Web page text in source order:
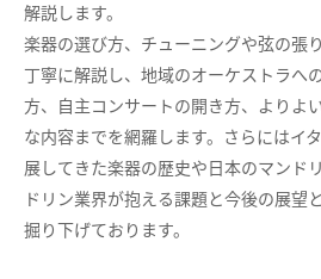
解説します。
楽器の選び方、チューニングや弦の張
丁寧に解説し、地域のオーケストラへ
方、自主コンサートの開き方、よりよ
な内容までを網羅します。さらにはイ
展してきた楽器の歴史や日本のマンド
ドリン業界が抱える課題と今後の展望
掘り下げております。